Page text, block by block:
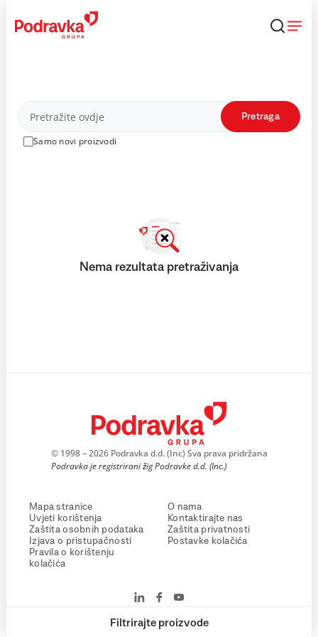
content
Proizvodi
Samo novi proizvodi
Pretraga
Filtrirajte proizvode
Nema rezultata pretraživanja
© 1998 – 2026 Podravka d.d. (Inc) Sva prava pridržana
Podravka je registrirani žig Podravke d.d. (Inc.)
Mapa stranice
Uvjeti korištenja
Zaštita osobnih podataka
Izjava o pristupačnosti
Pravila o korištenju
kolačića
O nama
Kontaktirajte nas
Zaštita privatnosti
Postavke kolačića